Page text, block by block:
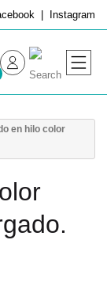
Instagram
en hilo color